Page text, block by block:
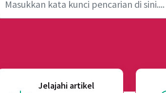
Jelajahi artikel